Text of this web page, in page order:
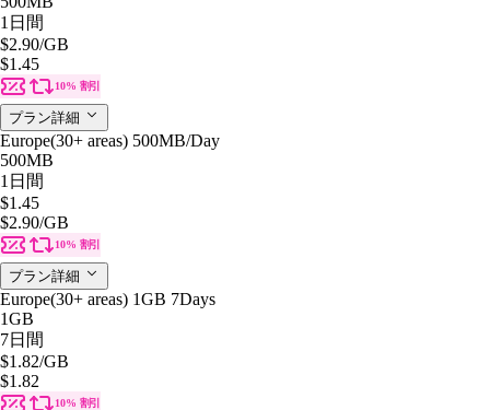
1日間
$2.90/GB
$1.45
10% 割引
プラン詳細
Europe(30+ areas) 500MB/Day
500MB
1日間
$1.45
$2.90/GB
10% 割引
プラン詳細
Europe(30+ areas) 1GB 7Days
1GB
7日間
$1.82/GB
$1.82
10% 割引